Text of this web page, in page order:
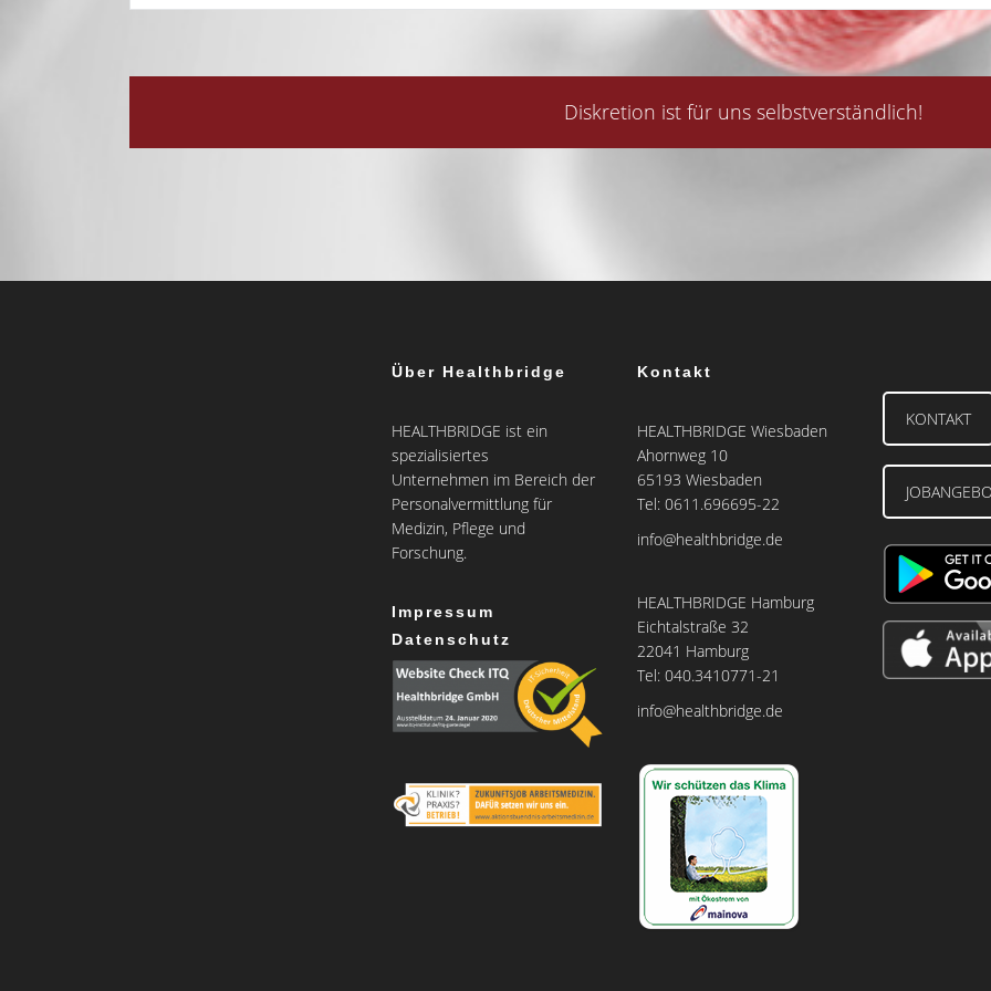
Diskretion ist für uns selbstverständlich!
Über Healthbridge
HEALTHBRIDGE ist ein
spezialisiertes
Unternehmen im Bereich der
Personalvermittlung für
Medizin, Pflege und
Forschung.
Impressum
Datenschutz
Kontakt
HEALTHBRIDGE Wiesbaden
Ahornweg 10
65193 Wiesbaden
Tel: 0611.696695-22
info@healthbridge.de
HEALTHBRIDGE Hamburg
Eichtalstraße 32
22041 Hamburg
Tel: 040.3410771-21
info@healthbridge.de
KONTAKT